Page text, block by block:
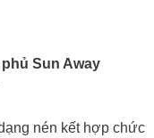
Sun Away
nén kết hợp chức